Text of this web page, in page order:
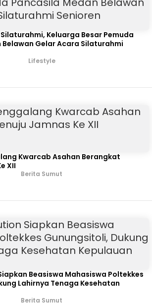
Keluarga Besar Pemuda
Belawan Gelar Acara Silaturahmi
Lifestyle
Kwarcab Asahan Berangkat
XII
Berita Sumut
Beasiswa Mahasiswa Poltekkes
Lahirnya Tenaga Kesehatan
Berita Sumut